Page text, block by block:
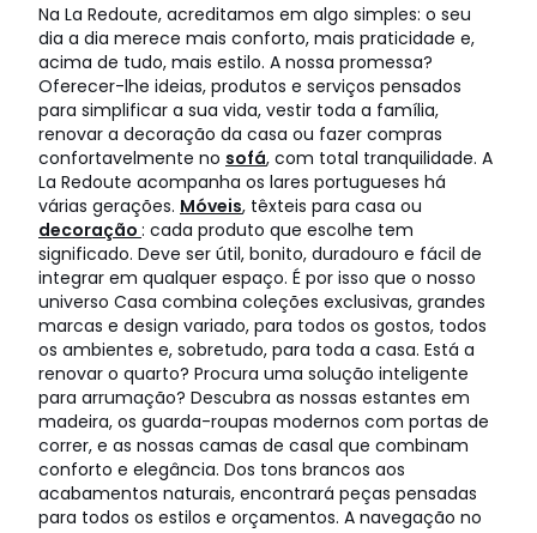
Na La Redoute, acreditamos em algo simples: o seu
dia a dia merece mais conforto, mais praticidade e,
acima de tudo, mais estilo. A nossa promessa?
Oferecer-lhe ideias, produtos e serviços pensados
para simplificar a sua vida, vestir toda a família,
renovar a decoração da casa ou fazer compras
confortavelmente no sofá, com total tranquilidade. A
La Redoute acompanha os lares portugueses há
várias gerações. Móveis, têxteis para casa ou
decoração : cada produto que escolhe tem
significado. Deve ser útil, bonito, duradouro e fácil de
integrar em qualquer espaço. É por isso que o nosso
universo Casa combina coleções exclusivas, grandes
marcas e design variado, para todos os gostos, todos
os ambientes e, sobretudo, para toda a casa. Está a
renovar o quarto? Procura uma solução inteligente
para arrumação? Descubra as nossas estantes em
madeira, os guarda-roupas modernos com portas de
correr, e as nossas camas de casal que combinam
conforto e elegância. Dos tons brancos aos
acabamentos naturais, encontrará peças pensadas
para todos os estilos e orçamentos. A navegação no